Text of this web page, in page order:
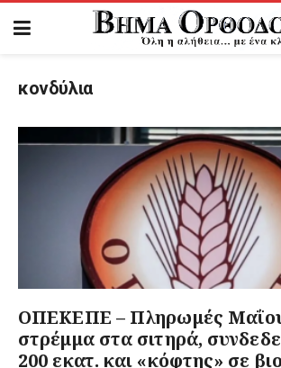
κονδύλια
ΟΠΕΚΕΠΕ – Πληρωμές
στρέμμα στα σιτηρά,
200 εκατ. και «κόφτης» σε